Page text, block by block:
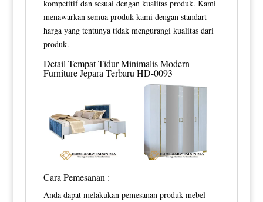
kompetitif dan sesuai dengan kualitas produk. Kami
menawarkan semua produk kami dengan standart
harga yang tentunya tidak mengurangi kualitas dari
produk.
Detail Tempat Tidur Minimalis Modern
Furniture Jepara Terbaru HD-0093
Cara Pemesanan :
Anda dapat melakukan pemesanan produk mebel